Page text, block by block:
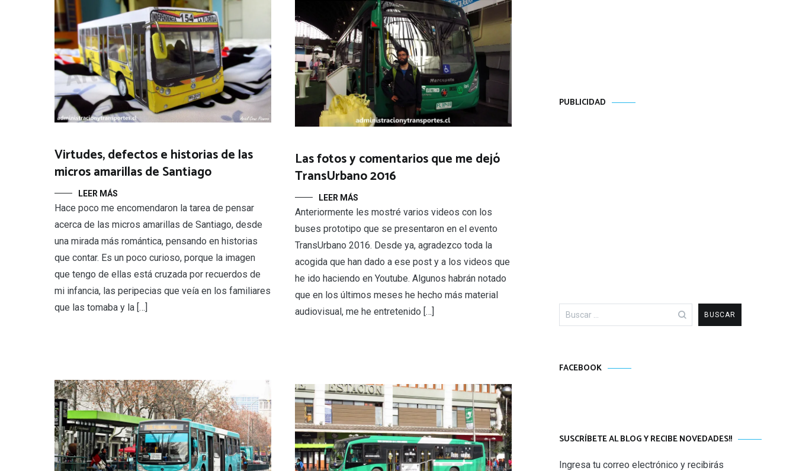
Virtudes, defectos e historias de las
micros amarillas de Santiago
LEER MÁS
Hace poco me encomendaron la tarea de pensar
acerca de las micros amarillas de Santiago, desde
una mirada más romántica, pensando en historias
que contar. Es un poco curioso, porque la imagen
que tengo de ellas está cruzada por recuerdos de
mi infancia, las peripecias que veía en los familiares
que las tomaba y la […]
Las fotos y comentarios que me dejó
TransUrbano 2016
LEER MÁS
Anteriormente les mostré varios videos con los
buses prototipo que se presentaron en el evento
TransUrbano 2016. Desde ya, agradezco toda la
acogida que han dado a ese post y a los videos que
he ido haciendo en Youtube. Algunos habrán notado
que en los últimos meses he hecho más material
audiovisual, me he entretenido […]
PUBLICIDAD
Buscar:
FACEBOOK
SUSCRÍBETE AL BLOG Y RECIBE NOVEDADES!!
Ingresa tu correo electrónico y recibirás